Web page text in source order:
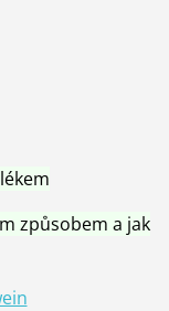
způsobem a jak